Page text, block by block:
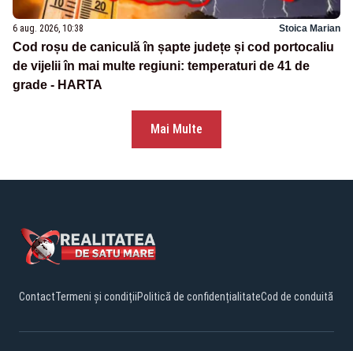
6 aug. 2026, 10:38 Stoica Marian
Cod roșu de caniculă în șapte județe și cod portocaliu
de vijelii în mai multe regiuni: temperaturi de 41 de
grade - HARTA
Mai Multe
ContactTermeni și condițiiPolitică de confidențialitateCod de conduită